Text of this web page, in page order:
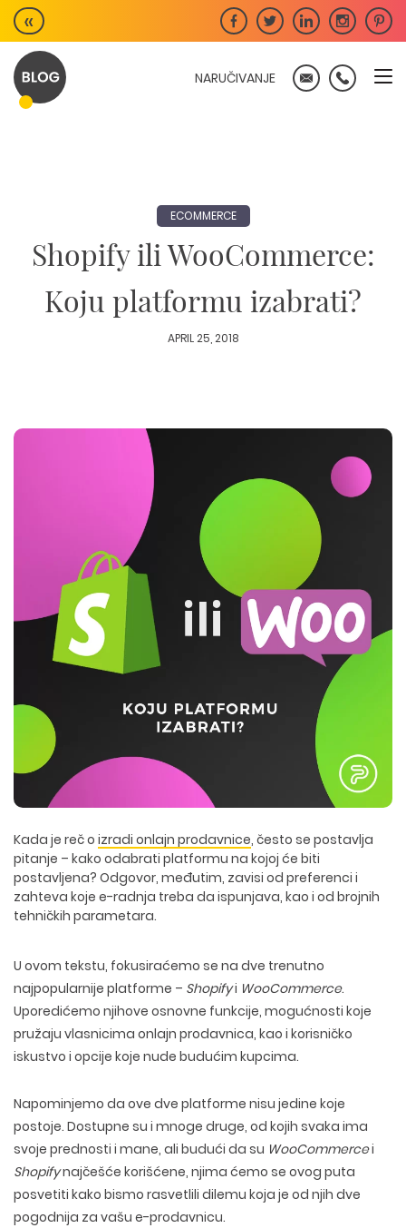
Skip
to
content
«
NARUČIVANJE
ECOMMERCE
Shopify ili WooCommerce:
Koju platformu izabrati?
APRIL 25, 2018
Kada je reč o izradi onlajn prodavnice, često se postavlja
pitanje – kako odabrati platformu na kojoj će biti
postavljena? Odgovor, međutim, zavisi od preferenci i
zahteva koje e-radnja treba da ispunjava, kao i od brojnih
tehničkih parametara.
U ovom tekstu, fokusiraćemo se na dve trenutno
najpopularnije platforme – Shopifyi WooCommerce.
Uporedićemo njihove osnovne funkcije, mogućnosti koje
pružaju vlasnicima onlajn prodavnica, kao i korisničko
iskustvo i opcije koje nude budućim kupcima.
Napominjemo da ove dve platforme nisu jedine koje
postoje. Dostupne su i mnoge druge, od kojih svaka ima
svoje prednosti i mane, ali budući da su WooCommercei
Shopifynajčešće korišćene, njima ćemo se ovog puta
posvetiti kako bismo rasvetlili dilemu koja je od njih dve
pogodnija za vašu e-prodavnicu.